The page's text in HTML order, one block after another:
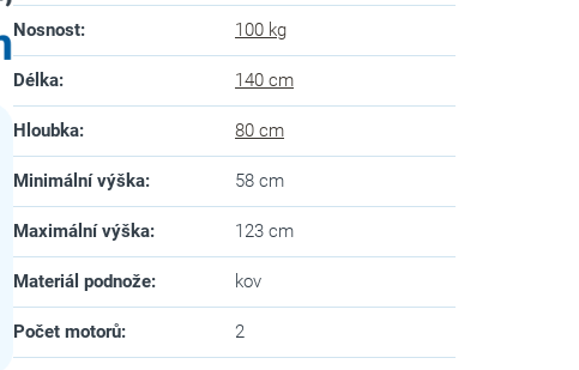
Nosnost: 100 kg
Délka: 140 cm
Hloubka: 80 cm
Minimální výška: 58 cm
Maximální výška: 123 cm
Materiál podnože: kov
Počet motorů: 2